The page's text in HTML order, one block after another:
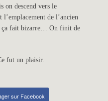
on descend vers le
l’emplacement de l’ancien
ça fait bizarre… On finit de
fut un plaisir.
sur Facebook